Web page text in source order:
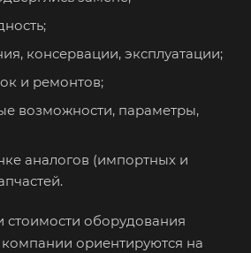
консервации, эксплуатации;
и ремонтов;
возможности, параметры,
аналогов (импортных и
стоимости оборудования
ориентируются на